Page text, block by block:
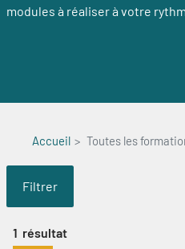
modules à réaliser à votre
Accueil Toutes les
Filtrer
1 résultat